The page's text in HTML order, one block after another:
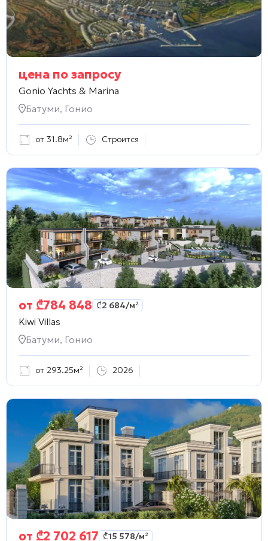
цена по запросу
Gonio Yachts & Marina
Батуми, Гонио
от 31.8м² Строится
от ₾784 848 ₾2 684/м²
Kiwi Villas
Батуми, Гонио
от 293.25м² 2026
от ₾2 702 617 ₾15 578/м²